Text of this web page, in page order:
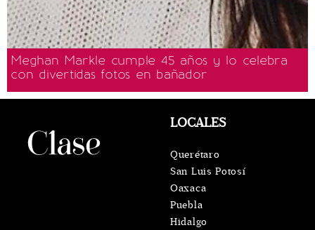
Meghan Markle cumple 45 años y lo celebra
con divertidas fotos en bañador
LOCALES
Querétaro
San Luis Potosí
Oaxaca
Puebla
Hidalgo